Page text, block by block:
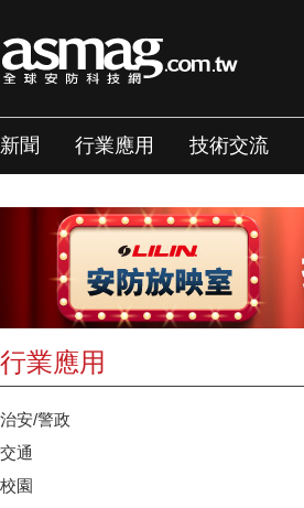
新聞 行業應用 技術交流
行業應用
治安/警政
交通
校園